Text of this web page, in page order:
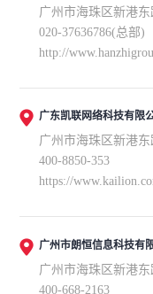
广州市海珠区新港
020-37636786(总部)
http://
广东凯联网络科技有限
广州市海珠区新港
400-8850-353
https://
广州市朗恒信息科技有
广州市海珠区新港
400-668-2163